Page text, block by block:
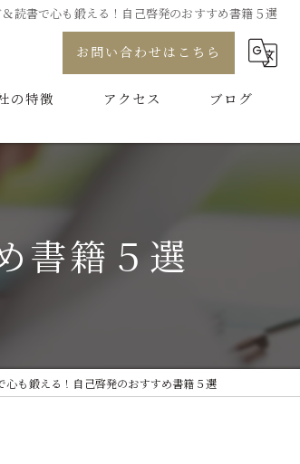
＆読書で心も鍛える！自己啓発のおすすめ書籍５選
お問い合わせはこちら
の特徴 アクセス ブログ
書籍５選
心も鍛える！自己啓発のおすすめ書籍５選